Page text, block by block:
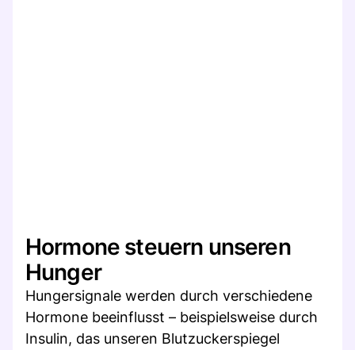
Hormone steuern unseren
Hunger
Hungersignale werden durch verschiedene
Hormone beeinflusst – beispielsweise durch
Insulin, das unseren Blutzuckerspiegel